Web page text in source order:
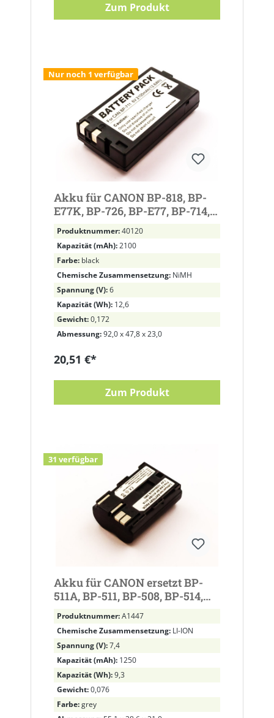
Zum Produkt
Nur noch 1 verfügbar
Akku für CANON BP-818, BP-
E77K, BP-726, BP-E77, BP-714,
BP-E722, DR12, BP-711, BP-E718,
BP-E818
Produktnummer:40120
Kapazität (mAh):2100
Farbe: black
Chemische Zusammensetzung: NiMH
Spannung (V):6
Kapazität (Wh): 12,6
Gewicht:0,172
Abmessung:92,0 x 47,8 x 23,0
20,51 €*
Zum Produkt
31 verfügbar
Akku für CANON ersetzt BP-
511A, BP-511, BP-508, BP-514,
BP-512
Produktnummer:A1447
Chemische Zusammensetzung: LI-ION
Spannung (V):7,4
Kapazität (mAh): 1250
Kapazität (Wh):9,3
Gewicht:0,076
Farbe:grey